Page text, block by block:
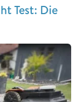
Test: Die